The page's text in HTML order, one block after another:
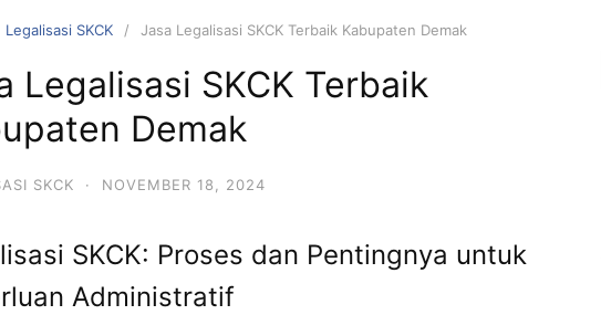
Legalisasi SKCK Jasa Legalisasi SKCK Terbaik Kabupaten Demak
Legalisasi SKCK Terbaik
Demak
SKCK · NOVEMBER 18, 2024
SKCK: Proses dan Pentingnya untuk
Administratif